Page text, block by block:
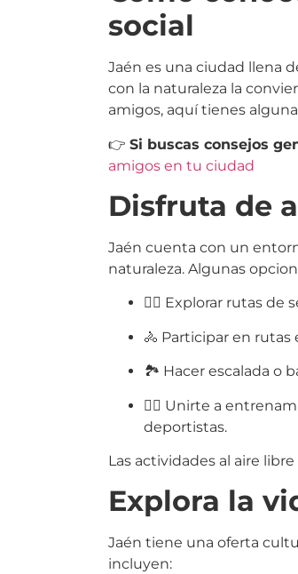
social
Jaén es una ciudad llena
con la naturaleza la
amigos, aquí tienes
👉 Si buscas consejos
amigos en tu ciudad
Disfruta de
Jaén cuenta con un
naturaleza. Algunas
🚶‍♂️ Explorar rutas de
🚴 Participar en rutas
🏞️ Hacer escalada o
🏋️‍♂️ Unirte a
deportistas.
Las actividades al aire
Explora la
Jaén tiene una oferta
incluyen: